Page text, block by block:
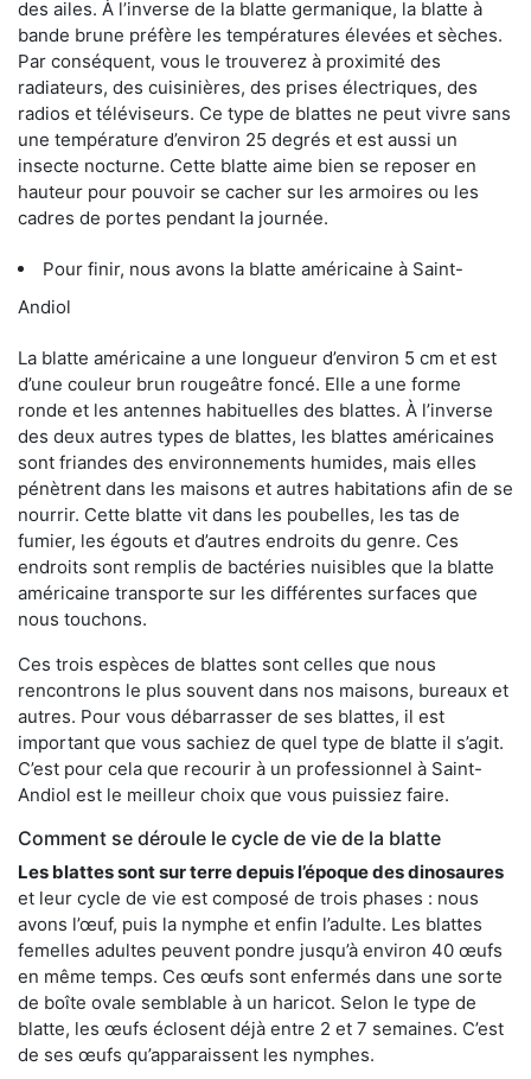
des ailes. À l’inverse de la blatte germanique, la blatte à
bande brune préfère les températures élevées et sèches.
Par conséquent, vous le trouverez à proximité des
radiateurs, des cuisinières, des prises électriques, des
radios et téléviseurs. Ce type de blattes ne peut vivre sans
une température d’environ 25 degrés et est aussi un
insecte nocturne. Cette blatte aime bien se reposer en
hauteur pour pouvoir se cacher sur les armoires ou les
cadres de portes pendant la journée.
Pour finir, nous avons la blatte américaine à Saint-
Andiol
La blatte américaine a une longueur d’environ 5 cm et est
d’une couleur brun rougeâtre foncé. Elle a une forme
ronde et les antennes habituelles des blattes. À l’inverse
des deux autres types de blattes, les blattes américaines
sont friandes des environnements humides, mais elles
pénètrent dans les maisons et autres habitations afin de se
nourrir. Cette blatte vit dans les poubelles, les tas de
fumier, les égouts et d’autres endroits du genre. Ces
endroits sont remplis de bactéries nuisibles que la blatte
américaine transporte sur les différentes surfaces que
nous touchons.
Ces trois espèces de blattes sont celles que nous
rencontrons le plus souvent dans nos maisons, bureaux et
autres. Pour vous débarrasser de ses blattes, il est
important que vous sachiez de quel type de blatte il s’agit.
C’est pour cela que recourir à un professionnel à Saint-
Andiol est le meilleur choix que vous puissiez faire.
Comment se déroule le cycle de vie de la blatte
Les blattes sont sur terre depuis l’époque des dinosaures
et leur cycle de vie est composé de trois phases : nous
avons l’œuf, puis la nymphe et enfin l’adulte. Les blattes
femelles adultes peuvent pondre jusqu’à environ 40 œufs
en même temps. Ces œufs sont enfermés dans une sorte
de boîte ovale semblable à un haricot. Selon le type de
blatte, les œufs éclosent déjà entre 2 et 7 semaines. C’est
de ses œufs qu’apparaissent les nymphes.